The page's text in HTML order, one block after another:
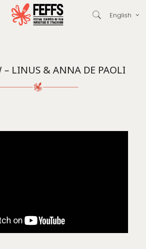
English
– LINUS & ANNA DE PAOLI